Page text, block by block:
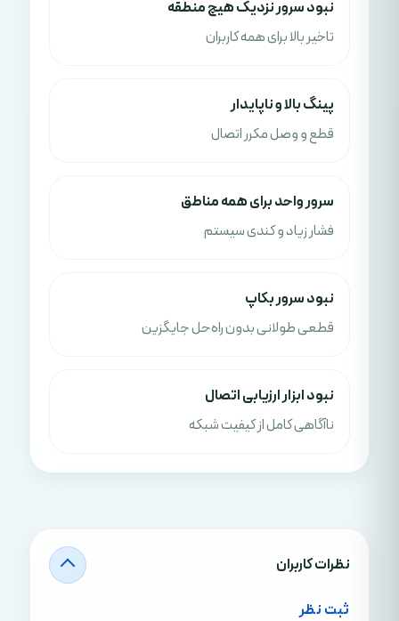
نبود سرور نزدیک هیچ منطقه
تاخیر بالا برای همه کاربران
پینگ بالا و ناپایدار
قطع و وصل مکرر اتصال
سرور واحد برای همه مناطق
فشار زیاد و کندی سیستم
نبود سرور بکاپ
قطعی طولانی بدون راه‌حل جایگزین
نبود ابزار ارزیابی اتصال
ناآگاهی کامل از کیفیت شبکه
نظرات کاربران
ثبت نظر